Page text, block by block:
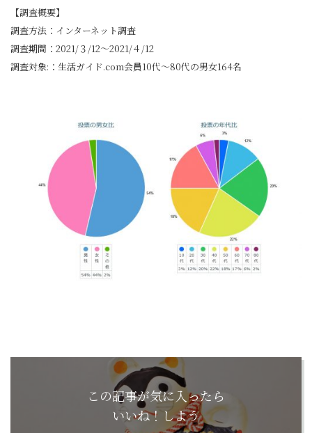
【調査概要】
調査方法：インターネット調査
調査期間：2021/３/12〜2021/４/12
調査対象:：生活ガイド.com会員10代～80代の男女164名
この記事が気に入ったら
いいね！しよう